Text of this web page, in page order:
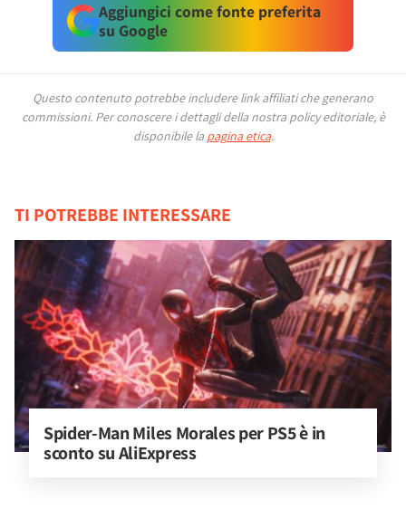
Aggiungici come fonte preferita
su Google
Questo contenuto potrebbe includere link affiliati che generano
commissioni. Per conoscere i dettagli della nostra policy editoriale, è
disponibile la pagina etica.
TI POTREBBE INTERESSARE
Spider-Man Miles Morales per PS5 è in
sconto su AliExpress